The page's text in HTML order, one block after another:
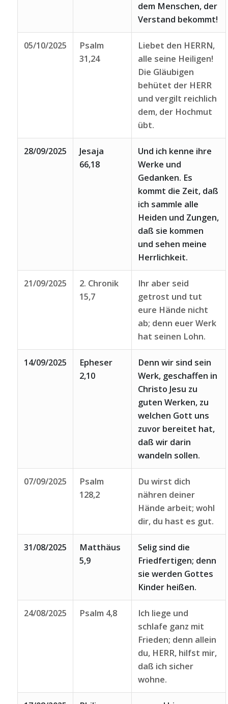
dem Menschen, der
Verstand bekommt!
05/10/2025
Psalm
31,24
Liebet den HERRN,
alle seine Heiligen!
Die Gläubigen
behütet der HERR
und vergilt reichlich
dem, der Hochmut
übt.
28/09/2025
Jesaja
66,18
Und ich kenne ihre
Werke und
Gedanken. Es
kommt die Zeit, daß
ich sammle alle
Heiden und Zungen,
daß sie kommen
und sehen meine
Herrlichkeit.
21/09/2025
2. Chronik
15,7
Ihr aber seid
getrost und tut
eure Hände nicht
ab; denn euer Werk
hat seinen Lohn.
14/09/2025
Epheser
2,10
Denn wir sind sein
Werk, geschaffen in
Christo Jesu zu
guten Werken, zu
welchen Gott uns
zuvor bereitet hat,
daß wir darin
wandeln sollen.
07/09/2025
Psalm
128,2
Du wirst dich
nähren deiner
Hände arbeit; wohl
dir, du hast es gut.
31/08/2025
Matthäus
5,9
Selig sind die
Friedfertigen; denn
sie werden Gottes
Kinder heißen.
24/08/2025 Psalm 4,8
Ich liege und
schlafe ganz mit
Frieden; denn allein
du, HERR, hilfst mir,
daß ich sicher
wohne.